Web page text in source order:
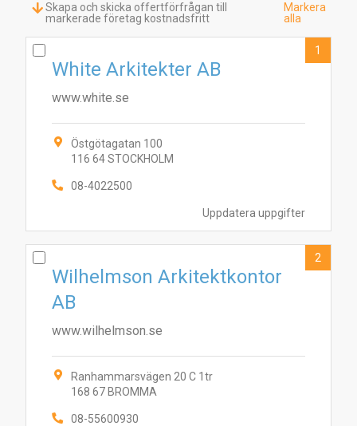
Skapa och skicka offertförfrågan till
markerade företag kostnadsfritt
Markera
alla
Uppdatera uppgifter
White Arkitekter AB
www.white.se
Östgötagatan 100
116 64 STOCKHOLM
08-4022500
1
Wilhelmson Arkitektkontor
AB
www.wilhelmson.se
Ranhammarsvägen 20 C 1tr
168 67 BROMMA
08-55600930
2